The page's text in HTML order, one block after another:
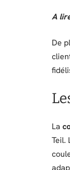
A
De
La
Teil.